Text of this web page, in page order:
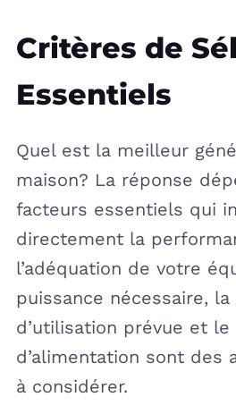
Critères de
Essentiels
Quel est la meilleur
maison? La réponse
facteurs essentiels qui
directement la
l’adéquation de votre
puissance nécessaire,
d’utilisation prévue et le
d’alimentation sont des
à considérer.